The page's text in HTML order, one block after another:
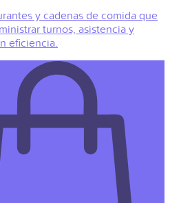
y cadenas de comida que
turnos, asistencia y
eficiencia.